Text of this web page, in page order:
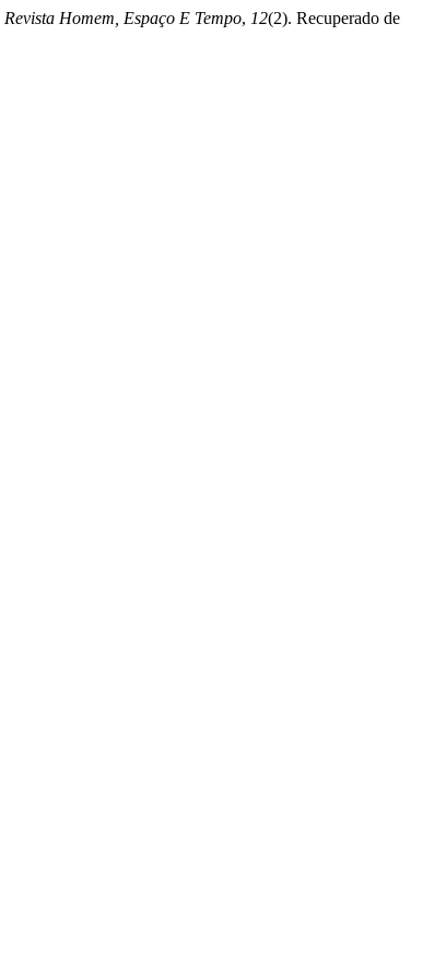
Revista Homem, Espaço E Tempo, 12(2). Recuperado de